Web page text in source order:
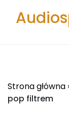
Strona główna
pop filtrem